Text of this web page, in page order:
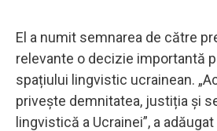
El a numit semnarea de către
relevante o decizie importantă
spațiului lingvistic ucrainean.
privește demnitatea, justiția și
lingvistică a Ucrainei”, a adăugat